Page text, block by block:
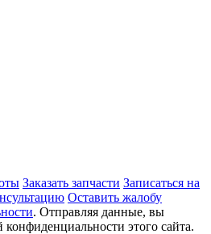
Заказать запчасти Записаться на
Оставить жалобу
. Отправляя данные, вы
конфиденциальности этого сайта.